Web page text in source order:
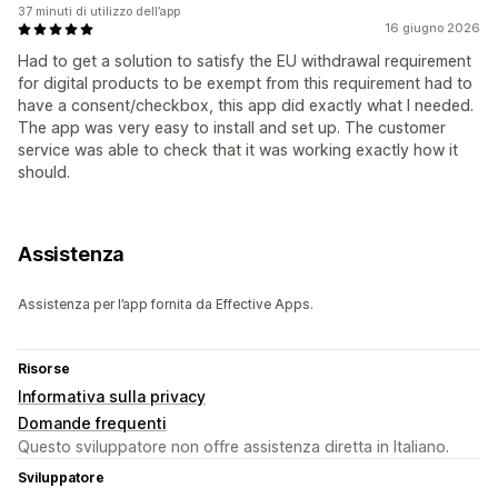
16 giugno 2026
Had to get a solution to satisfy the EU withdrawal requirement
for digital products to be exempt from this requirement had to
have a consent/checkbox, this app did exactly what I needed.
The app was very easy to install and set up. The customer
service was able to check that it was working exactly how it
should.
37 minuti di utilizzo dell’app
Assistenza
Assistenza per l’app fornita da Effective Apps.
Risorse
Informativa sulla privacy
Domande frequenti
Questo sviluppatore non offre assistenza diretta in Italiano.
Sviluppatore